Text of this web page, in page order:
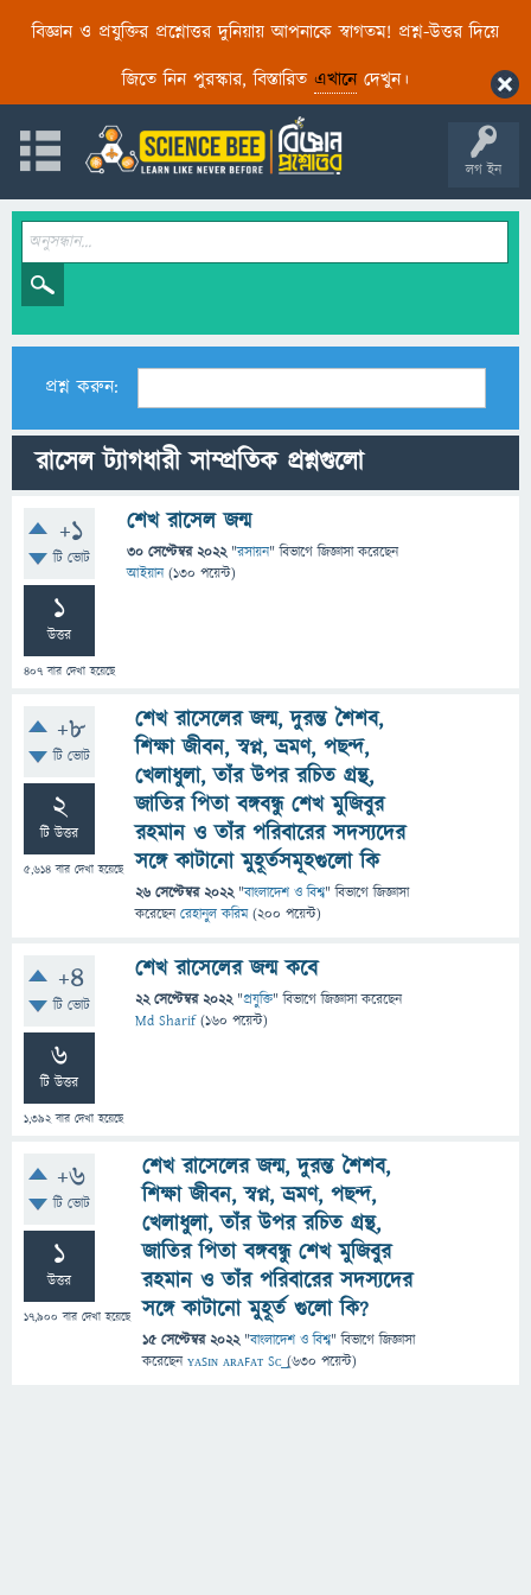
বিজ্ঞান ও প্রযুক্তির প্রশ্নোত্তর দুনিয়ায় আপনাকে স্বাগতম! প্রশ্ন-উত্তর দিয়ে
জিতে নিন পুরস্কার, বিস্তারিত এখানেদেখুন।
লগ ইন
প্রশ্ন করুন:
রাসেল ট্যাগধারী সাম্প্রতিক প্রশ্নগুলো
+1
টি ভোট
1
উত্তর
407 বার দেখা হয়েছে
শেখ রাসেল জন্ম
30 সেপ্টেম্বর 2022 "রসায়ন" বিভাগে জিজ্ঞাসাকরেছেন
আইয়ান (130 পয়েন্ট)
+8
টি ভোট
2
টি উত্তর
5,614 বার দেখা হয়েছে
শেখ রাসেলের জন্ম, দুরন্ত শৈশব,
শিক্ষা জীবন, স্বপ্ন, ভ্রমণ, পছন্দ,
খেলাধুলা, তাঁর উপর রচিত গ্রন্থ,
জাতির পিতা বঙ্গবন্ধু শেখ মুজিবুর
রহমান ও তাঁর পরিবারের সদস্যদের
সঙ্গে কাটানো মুহূর্তসমূহগুলো কি
26 সেপ্টেম্বর 2022 "বাংলাদেশ ও বিশ্ব" বিভাগে জিজ্ঞাসা
করেছেনরেহানুল করিম (200 পয়েন্ট)
+4
টি ভোট
6
টি উত্তর
1,392বার দেখা হয়েছে
শেখ রাসেলের জন্ম কবে
22 সেপ্টেম্বর 2022 "প্রযুক্তি" বিভাগে জিজ্ঞাসাকরেছেন
Md Sharif (160 পয়েন্ট)
+6
টি ভোট
1
উত্তর
17,900 বার দেখা হয়েছে
শেখ রাসেলের জন্ম, দুরন্ত শৈশব,
শিক্ষা জীবন, স্বপ্ন, ভ্রমণ, পছন্দ,
খেলাধুলা, তাঁর উপর রচিত গ্রন্থ,
জাতির পিতা বঙ্গবন্ধু শেখ মুজিবুর
রহমান ও তাঁর পরিবারের সদস্যদের
সঙ্গে কাটানো মুহূর্ত গুলো কি?
15 সেপ্টেম্বর 2022 "বাংলাদেশ ও বিশ্ব" বিভাগে জিজ্ঞাসা
করেছেনʏᴀꜱɪɴ ᴀʀᴀꜰᴀᴛ Sᴄ͢͢͢ (630 পয়েন্ট)